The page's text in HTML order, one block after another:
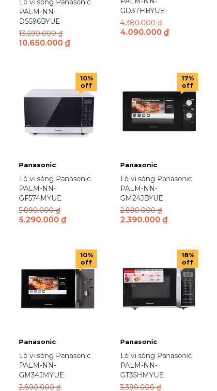
Samsung
Sanaky(8)
Senko(7)
SU.YOSD(1)
Sumikura(14)
Sunhouse
Supor(13)
Tefal(10)
Teka(3)
Tiger(20)
Tiross(2)
Toshiba (69)
VTB(1)
Westinghouse
(4)
Whirlpool
Zojirushi
Lò vi sóng Panasonic
PALM-NN-
DS596BYUE
13.690.000₫
10.650.000 ₫
GD37HBYUE
4.380.000₫
4.090.000 ₫
10%
off
Panasonic
Lò vi sóng Panasonic
PALM-NN-
GF574MYUE
5.890.000₫
5.290.000 ₫
17%
off
Panasonic
Lò vi sóng Panasonic
PALM-NN-
GM24JBYUE
2.890.000₫
2.390.000 ₫
10%
off
Panasonic
Lò vi sóng Panasonic
PALM-NN-
GM34JMYUE
2.890.000₫
18%
off
Panasonic
Lò vi sóng Panasonic
PALM-NN-
GT35HMYUE
3.390.000₫